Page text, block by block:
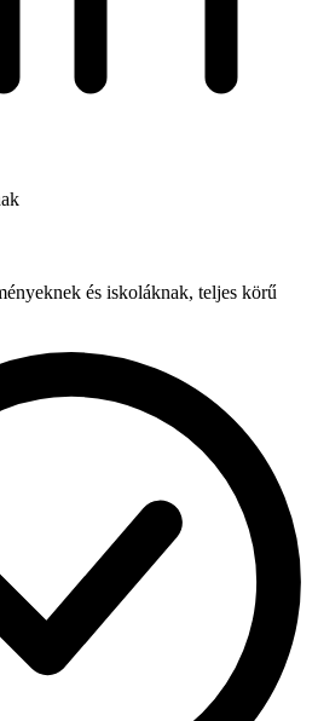
és iskoláknak, teljes körű